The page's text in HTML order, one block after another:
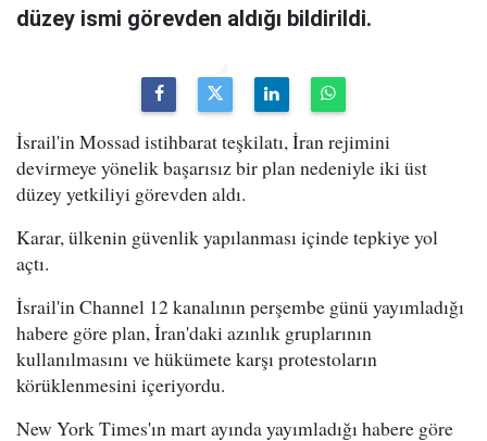
düzey ismi görevden aldığı bildirildi.
İsrail'in Mossad istihbarat teşkilatı, İran rejimini
devirmeye yönelik başarısız bir plan nedeniyle iki üst
düzey yetkiliyi görevden aldı.
Karar, ülkenin güvenlik yapılanması içinde tepkiye yol
açtı.
İsrail'in Channel 12 kanalının perşembe günü yayımladığı
habere göre plan, İran'daki azınlık gruplarının
kullanılmasını ve hükümete karşı protestoların
körüklenmesini içeriyordu.
New York Times'ın mart ayında yayımladığı habere göre